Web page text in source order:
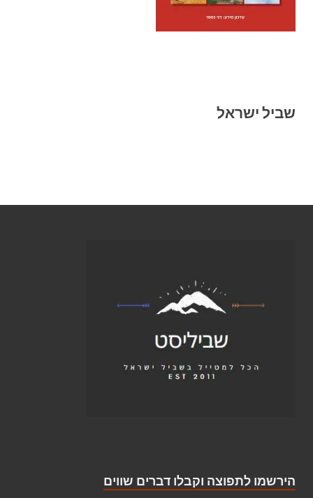
שביל ישראל
הירשמו לתפוצה וקבלו דברים שווים